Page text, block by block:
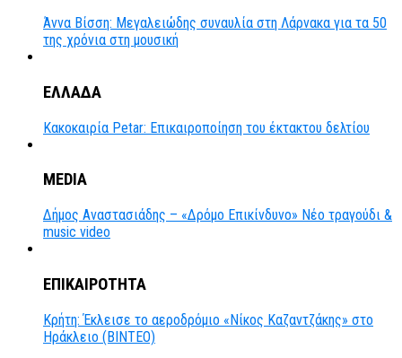
Άννα Βίσση: Μεγαλειώδης συναυλία στη Λάρνακα για τα 50
της χρόνια στη μουσική
ΕΛΛΑΔΑ
Κακοκαιρία Petar: Επικαιροποίηση του έκτακτου δελτίου
MEDIA
Δήμος Αναστασιάδης – «Δρόμο Επικίνδυνο» Νέο τραγούδι &
music video
ΕΠΙΚΑΙΡΟΤΗΤΑ
Κρήτη: Έκλεισε το αεροδρόμιο «Νίκος Καζαντζάκης» στο
Ηράκλειο (ΒΙΝΤΕΟ)